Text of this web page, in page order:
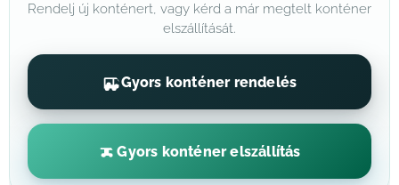
Rendelj új konténert, vagy kérd a már megtelt konténer
elszállítását.
Gyors konténer rendelés
Gyors konténer elszállítás